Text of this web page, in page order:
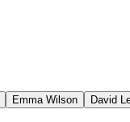
Emma Wilson David